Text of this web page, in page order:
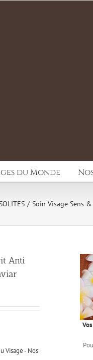
du Monde
Soin Visage Sens
Anti
Visage - Nos